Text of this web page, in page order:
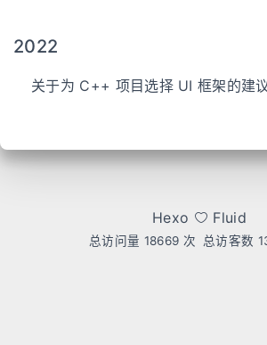
2022
关于为 C++ 项目选择 UI 框架的建
Hexo Fluid
总访问量 18669 次 总访客数